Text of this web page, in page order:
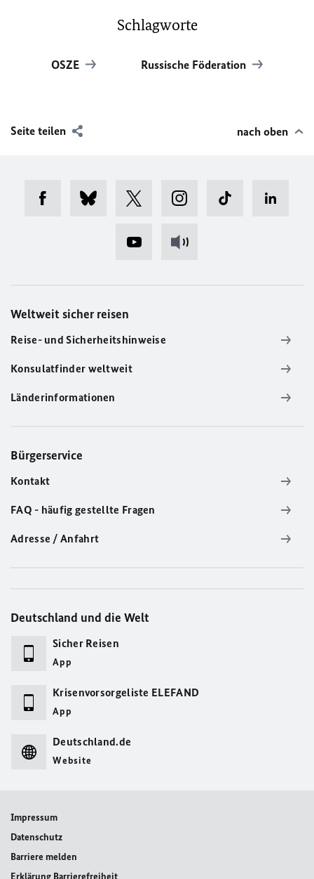
Schlagworte
OSZE Russische Föderation
Seite teilen nach oben
Weltweit sicher reisen
Reise- und Sicherheitshinweise
Konsulatfinder weltweit
Länderinformationen
Bürgerservice
Kontakt
FAQ - häufig gestellte Fragen
Adresse / Anfahrt
Deutschland und die Welt
Sicher Reisen
App
Krisenvorsorgeliste ELEFAND
App
Deutschland.de
Website
Impressum
Datenschutz
Barriere melden
Erklärung Barrierefreiheit